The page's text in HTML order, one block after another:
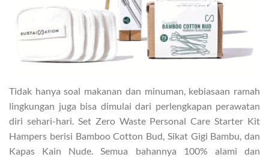
Tidak hanya soal makanan dan minuman, kebiasaan ramah
lingkungan juga bisa dimulai dari perlengkapan perawatan
diri sehari-hari. Set Zero Waste Personal Care Starter Kit
Hampers berisi Bamboo Cotton Bud, Sikat Gigi Bambu, dan
Kapas Kain Nude. Semua bahannya 100% alami dan